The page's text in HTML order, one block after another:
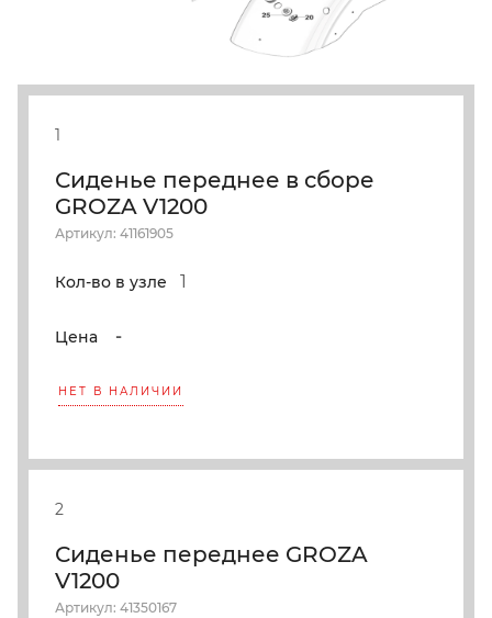
1
Сиденье переднее в сборе
GROZA V1200
Артикул: 41161905
Кол-во в узле 1
Цена -
НЕТ В НАЛИЧИИ
2
Сиденье переднее GROZA
V1200
Артикул: 41350167